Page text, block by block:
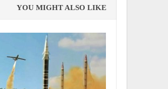
YOU MIGHT ALSO LIKE